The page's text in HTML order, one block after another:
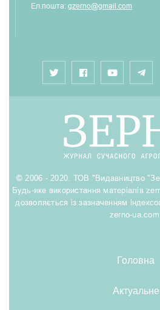
Ел.пошта: gzerno@gmail.com
© 2006 - 2020. ТОВ "Видавництво
Будь-яке використання матеріалів
дозволяється із зазначенням
zerno-ua.com.
Головна
Актуальне